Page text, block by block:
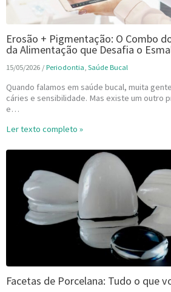
Erosão + Pigmentação: O Combo
da Alimentação que Desafia o
15/05/2026 /Periodontia Saúde Bucal
Quando falamos em saúde bucal, muita
cáries e sensibilidade. Mas existe um outro
e…
Ler texto completo »
Facetas de Porcelana: Tudo o que